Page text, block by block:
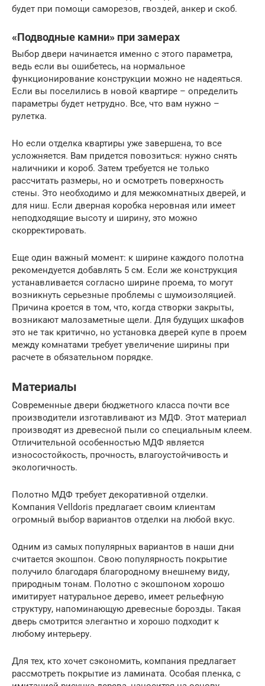
будет при помощи саморезов, гвоздей, анкер и скоб.
«Подводные камни» при замерах
Выбор двери начинается именно с этого параметра,
ведь если вы ошибетесь, на нормальное
функционирование конструкции можно не надеяться.
Если вы поселились в новой квартире – определить
параметры будет нетрудно. Все, что вам нужно –
рулетка.
Но если отделка квартиры уже завершена, то все
усложняется. Вам придется повозиться: нужно снять
наличники и короб. Затем требуется не только
рассчитать размеры, но и осмотреть поверхность
стены. Это необходимо и для межкомнатных дверей, и
для ниш. Если дверная коробка неровная или имеет
неподходящие высоту и ширину, это можно
скорректировать.
Еще один важный момент: к ширине каждого полотна
рекомендуется добавлять 5 см. Если же конструкция
устанавливается согласно ширине проема, то могут
возникнуть серьезные проблемы с шумоизоляцией.
Причина кроется в том, что, когда створки закрыты,
возникают малозаметные щели. Для будущих шкафов
это не так критично, но установка дверей купе в проем
между комнатами требует увеличение ширины при
расчете в обязательном порядке.
Материалы
Современные двери бюджетного класса почти все
производители изготавливают из МДФ. Этот материал
производят из древесной пыли со специальным клеем.
Отличительной особенностью МДФ является
износостойкость, прочность, влагоустойчивость и
экологичность.
Полотно МДФ требует декоративной отделки.
Компания Velldoris предлагает своим клиентам
огромный выбор вариантов отделки на любой вкус.
Одним из самых популярных вариантов в наши дни
считается экошпон. Свою популярность покрытие
получило благодаря благородному внешнему виду,
природным тонам. Полотно с экошпоном хорошо
имитирует натуральное дерево, имеет рельефную
структуру, напоминающую древесные борозды. Такая
дверь смотрится элегантно и хорошо подходит к
любому интерьеру.
Для тех, кто хочет сэкономить, компания предлагает
рассмотреть покрытие из ламината. Особая пленка, с